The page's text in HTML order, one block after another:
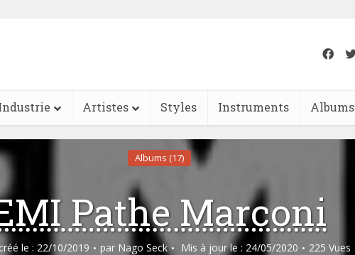
Artistes Styles Instruments Albums
Albums (17)
Pathe Marconi
le : 22/10/2019 par Nago Seck Mis à jour le : 24/05/2020 225 Vues